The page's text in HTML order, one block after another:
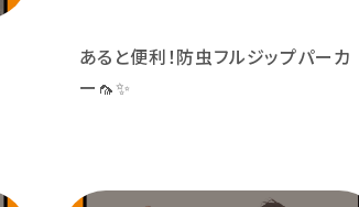
あると便利！防虫フルジップパーカ
ー🦟✨